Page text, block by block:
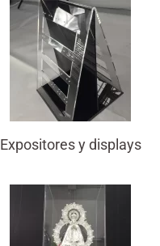
Expositores y displays